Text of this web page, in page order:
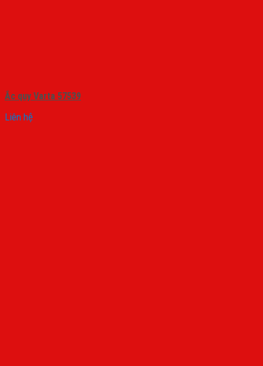
Ắc quy Varta 57539
Liên hệ